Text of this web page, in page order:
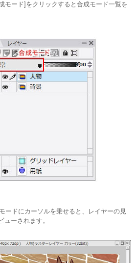
モード]をクリックすると合成モード一覧を
ードにカーソルを乗せると、レイヤーの見
ューされます。